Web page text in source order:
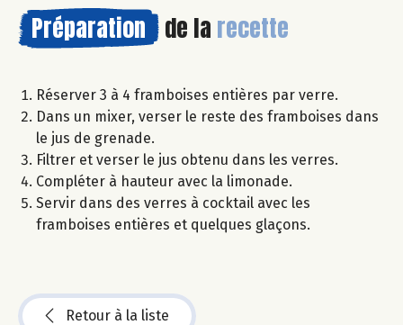
Préparation de la recette
Réserver 3 à 4 framboises entières par verre.
Dans un mixer, verser le reste des framboises dans
le jus de grenade.
Filtrer et verser le jus obtenu dans les verres.
Compléter à hauteur avec la limonade.
Servir dans des verres à cocktail avec les
framboises entières et quelques glaçons.
Retour à la liste